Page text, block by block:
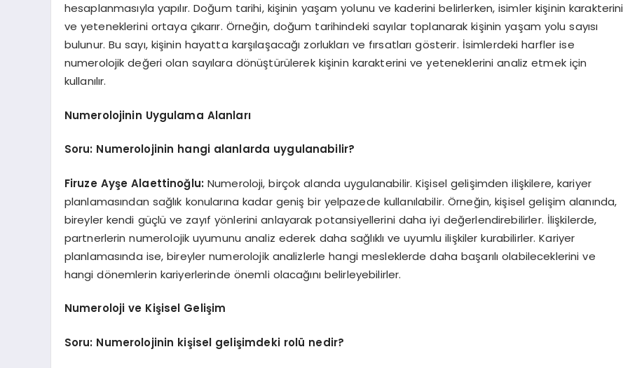
hesaplanmasıyla yapılır. Doğum tarihi, kişinin yaşam yolunu ve kaderini belirlerken, isimler kişinin karakterini
ve yeteneklerini ortaya çıkarır. Örneğin, doğum tarihindeki sayılar toplanarak kişinin yaşam yolu sayısı
bulunur. Bu sayı, kişinin hayatta karşılaşacağı zorlukları ve fırsatları gösterir. İsimlerdeki harfler ise
numerolojik değeri olan sayılara dönüştürülerek kişinin karakterini ve yeteneklerini analiz etmek için
kullanılır.
Numerolojinin Uygulama Alanları
Soru: Numerolojinin hangi alanlarda uygulanabilir?
Firuze Ayşe Alaettinoğlu: Numeroloji, birçok alanda uygulanabilir. Kişisel gelişimden ilişkilere, kariyer
planlamasından sağlık konularına kadar geniş bir yelpazede kullanılabilir. Örneğin, kişisel gelişim alanında,
bireyler kendi güçlü ve zayıf yönlerini anlayarak potansiyellerini daha iyi değerlendirebilirler. İlişkilerde,
partnerlerin numerolojik uyumunu analiz ederek daha sağlıklı ve uyumlu ilişkiler kurabilirler. Kariyer
planlamasında ise, bireyler numerolojik analizlerle hangi mesleklerde daha başarılı olabileceklerini ve
hangi dönemlerin kariyerlerinde önemli olacağını belirleyebilirler.
Numeroloji ve Kişisel Gelişim
Soru: Numerolojinin kişisel gelişimdeki rolü nedir?